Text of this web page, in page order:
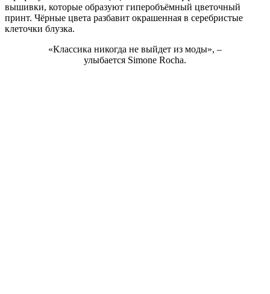
вышивки, которые образуют гиперобъёмный цветочный
принт. Чёрные цвета разбавит окрашенная в серебристые
клеточки блузка.
«Классика никогда не выйдет из моды», –
улыбается Simone Rocha.